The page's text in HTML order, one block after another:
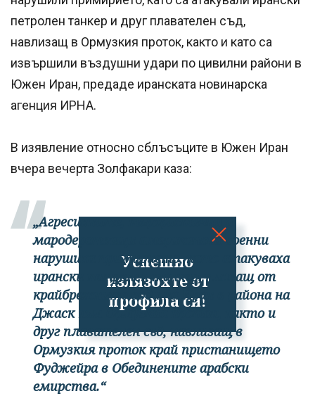
Успешно
излязохте от
профила си!
петролен танкер и друг плавателен съд,
навлизащ в Ормузкия проток, както и като са
извършили въздушни удари по цивилни райони в
Южен Иран, предаде иранската новинарска
агенция ИРНА.
В изявление относно сблъсъците в Южен Иран
вчера вечерта Золфакари каза:
„Агресивните, терористични и
мародерстващи американски военни
нарушиха примирието, като атакуваха
ирански петролен танкер, плаващ от
крайбрежните води на Иран в района на
Джаск към Ормузкия проток, както и
друг плавателен съд, навлизащ в
Ормузкия проток край пристанището
Фуджейра в Обединените арабски
емирства.“